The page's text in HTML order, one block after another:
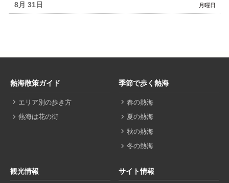
月曜日
8月 31
熱海散策ガイド
エリア別の歩き方
熱海は花の街
季節で歩く熱海
春の熱海
夏の熱海
秋の熱海
冬の熱海
観光情報 サイト情報